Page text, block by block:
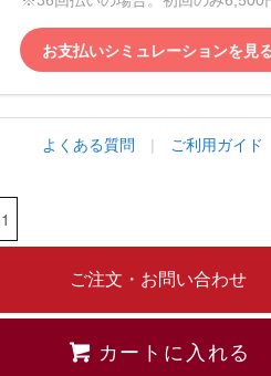
お支払いシミュレーションを見
よくある質問 | ご利用ガイド
ご注文・お問い合わせ
カートに入れる